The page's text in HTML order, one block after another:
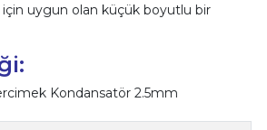
için uygun olan küçük boyutlu bir
Kondansatör 2.5mm